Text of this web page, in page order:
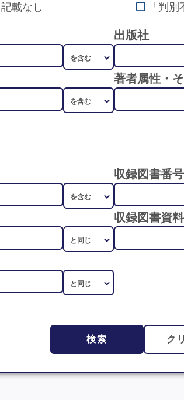
記載なし 「判別
出版社
著者属性・
収録図書番号
収録図書資
検索 ク